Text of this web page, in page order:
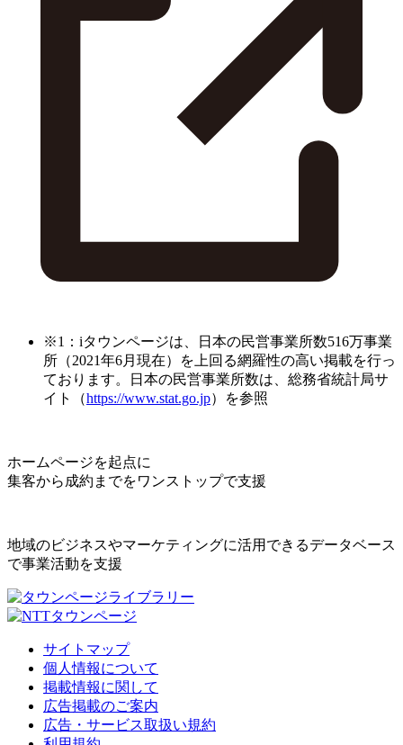
※1：iタウンページは、日本の民営事業所数516万事業
所（2021年6月現在）を上回る網羅性の高い掲載を行っ
ております。日本の民営事業所数は、総務省統計局サ
イト（https://www.stat.go.jp）を参照
ホームページを起点に
集客から成約までをワンストップで支援
地域のビジネスやマーケティングに活用できるデータベース
で事業活動を支援
サイトマップ
個人情報について
掲載情報に関して
広告掲載のご案内
広告・サービス取扱い規約